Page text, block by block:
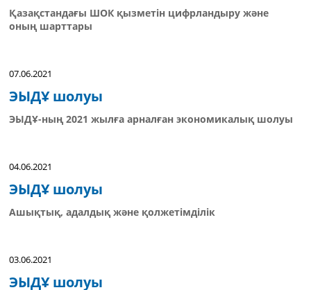
Қазақстандағы ШОК қызметін цифрландыру және
оның шарттары
07.06.2021
ЭЫДҰ шолуы
ЭЫДҰ-ның 2021 жылға арналған экономикалық шолуы
04.06.2021
ЭЫДҰ шолуы
Ашықтық, адалдық және қолжетімділік
03.06.2021
ЭЫДҰ шолуы